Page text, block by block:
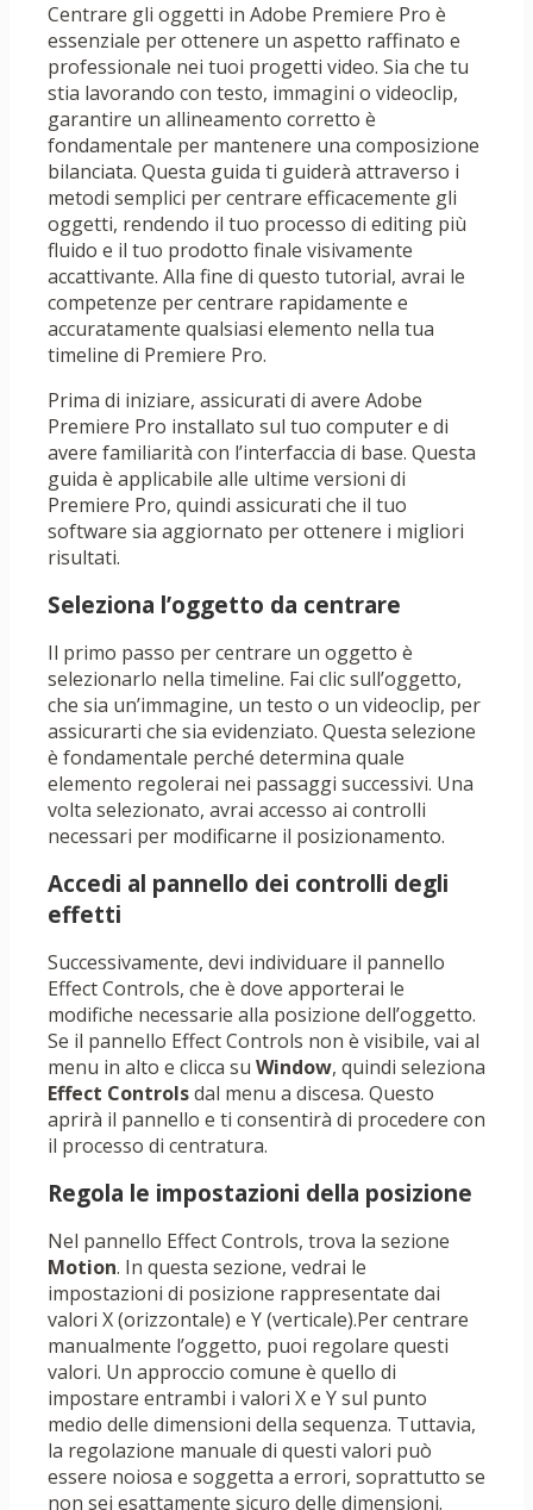
Centrare gli oggetti in Adobe Premiere Pro è
essenziale per ottenere un aspetto raffinato e
professionale nei tuoi progetti video. Sia che tu
stia lavorando con testo, immagini o videoclip,
garantire un allineamento corretto è
fondamentale per mantenere una composizione
bilanciata. Questa guida ti guiderà attraverso i
metodi semplici per centrare efficacemente gli
oggetti, rendendo il tuo processo di editing più
fluido e il tuo prodotto finale visivamente
accattivante. Alla fine di questo tutorial, avrai le
competenze per centrare rapidamente e
accuratamente qualsiasi elemento nella tua
timeline di Premiere Pro.
Prima di iniziare, assicurati di avere Adobe
Premiere Pro installato sul tuo computer e di
avere familiarità con l’interfaccia di base. Questa
guida è applicabile alle ultime versioni di
Premiere Pro, quindi assicurati che il tuo
software sia aggiornato per ottenere i migliori
risultati.
Seleziona l’oggetto da centrare
Il primo passo per centrare un oggetto è
selezionarlo nella timeline. Fai clic sull’oggetto,
che sia un’immagine, un testo o un videoclip, per
assicurarti che sia evidenziato. Questa selezione
è fondamentale perché determina quale
elemento regolerai nei passaggi successivi. Una
volta selezionato, avrai accesso ai controlli
necessari per modificarne il posizionamento.
Accedi al pannello dei controlli degli
effetti
Successivamente, devi individuare il pannello
Effect Controls, che è dove apporterai le
modifiche necessarie alla posizione dell’oggetto.
Se il pannello Effect Controls non è visibile, vai al
menu in alto e clicca su Window, quindi seleziona
Effect Controlsdal menu a discesa. Questo
aprirà il pannello e ti consentirà di procedere con
il processo di centratura.
Regola le impostazioni della posizione
Nel pannello Effect Controls, trova la sezione
Motion. In questa sezione, vedrai le
impostazioni di posizione rappresentate dai
valori X (orizzontale) e Y (verticale).Per centrare
manualmente l’oggetto, puoi regolare questi
valori. Un approccio comune è quello di
impostare entrambi i valori X e Y sul punto
medio delle dimensioni della sequenza. Tuttavia,
la regolazione manuale di questi valori può
essere noiosa e soggetta a errori, soprattutto se
non sei esattamente sicuro delle dimensioni.